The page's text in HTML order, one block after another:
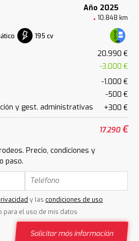
Año 2025
10.848 km
195 cv
20.990 €
-3.000 €
-1.000 €
-500 €
y gest. administrativas
+300 €
17.290€
Precio, condiciones y
paso.
y las condiciones de uso
para el uso de mis datos
Solicitar más información